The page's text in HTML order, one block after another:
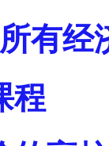
有经
程